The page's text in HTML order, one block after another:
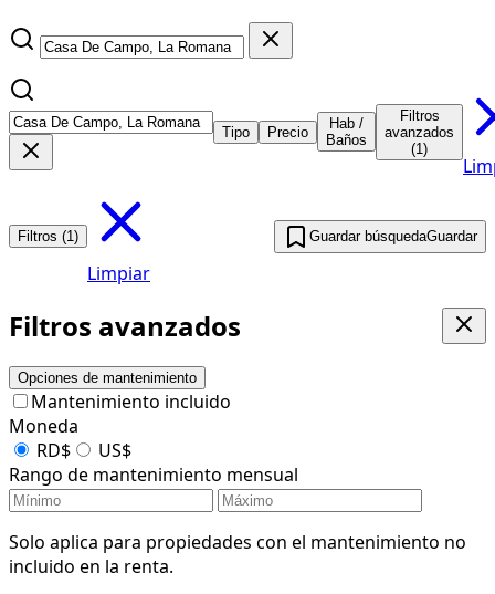
Tipo Precio
Hab /
Baños
Filtros
avanzados
(1)
Filtros (1)
Limpiar
Guardar búsquedaGuardar
Filtros avanzados
Opciones de mantenimiento
Mantenimiento incluido
Moneda
RD$
US$
Rango de mantenimiento mensual
Solo aplica para propiedades con el mantenimiento no
incluido en la renta.